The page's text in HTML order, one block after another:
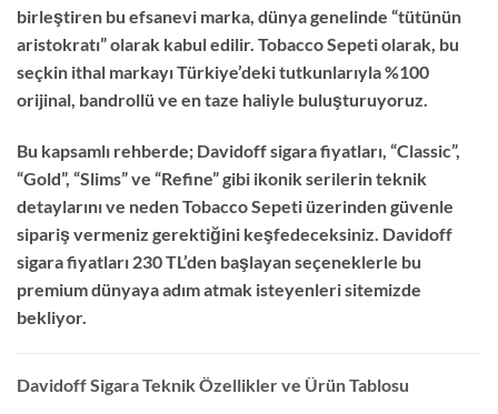
birleştiren bu efsanevi marka, dünya genelinde “tütünün
aristokratı” olarak kabul edilir. Tobacco Sepeti olarak, bu
seçkin ithal markayı Türkiye’deki tutkunlarıyla %100
orijinal, bandrollü ve en taze haliyle buluşturuyoruz.
Bu kapsamlı rehberde; Davidoff sigara fiyatları, “Classic”,
“Gold”, “Slims” ve “Refine” gibi ikonik serilerin teknik
detaylarını ve neden Tobacco Sepeti üzerinden güvenle
sipariş vermeniz gerektiğini keşfedeceksiniz. Davidoff
sigara fiyatları 230 TL’den başlayan seçeneklerle bu
premium dünyaya adım atmak isteyenleri sitemizde
bekliyor.
Davidoff Sigara Teknik Özellikler ve Ürün Tablosu